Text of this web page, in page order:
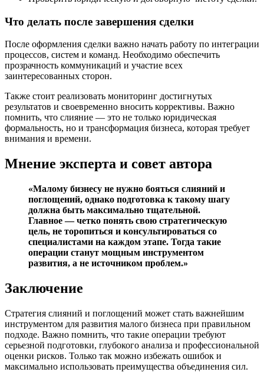
Что делать после завершения сделки
После оформления сделки важно начать работу по интеграции
процессов, систем и команд. Необходимо обеспечить
прозрачность коммуникаций и участие всех
заинтересованных сторон.
Также стоит реализовать мониторинг достигнутых
результатов и своевременно вносить коррективы. Важно
помнить, что слияние — это не только юридическая
формальность, но и трансформация бизнеса, которая требует
внимания и времени.
Мнение эксперта и совет автора
«Малому бизнесу не нужно бояться слияний и
поглощений, однако подготовка к такому шагу
должна быть максимально тщательной.
Главное — четко понять свою стратегическую
цель, не торопиться и консультироваться со
специалистами на каждом этапе. Тогда такие
операции станут мощным инструментом
развития, а не источником проблем.»
Заключение
Стратегия слияний и поглощений может стать важнейшим
инструментом для развития малого бизнеса при правильном
подходе. Важно помнить, что такие операции требуют
серьезной подготовки, глубокого анализа и профессиональной
оценки рисков. Только так можно избежать ошибок и
максимально использовать преимущества объединения сил.